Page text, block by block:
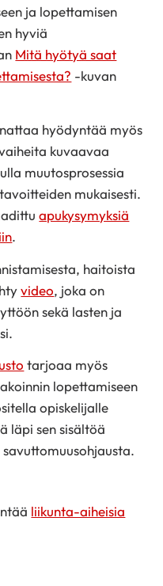
ja lopettamisen
hyviä
Mitä hyötyä saat
-kuvan
hyödyntää myös
kuvaavaa
muutosprosessia
mukaisesti.
apukysymyksiä
.
haitoista
video, joka on
sekä lasten ja
tarjoaa myös
lopettamiseen
opiskelijalle
läpi sen sisältöä
liikunta-aiheisia